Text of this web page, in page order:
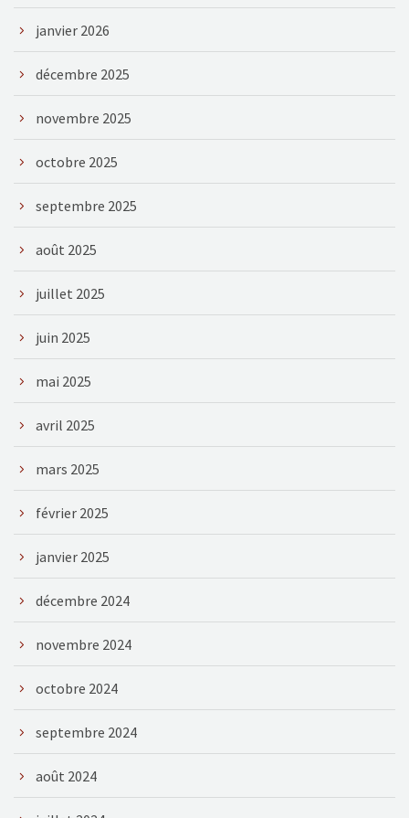
janvier 2026
décembre 2025
novembre 2025
octobre 2025
septembre 2025
août 2025
juillet 2025
juin 2025
mai 2025
avril 2025
mars 2025
février 2025
janvier 2025
décembre 2024
novembre 2024
octobre 2024
septembre 2024
août 2024